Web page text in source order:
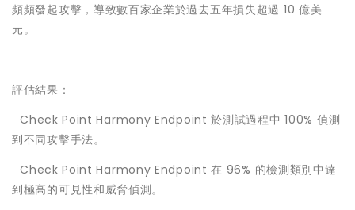
頻頻發起攻擊，導致數百家企業於過去五年損失超過 10 億美
元。
評估結果：
 Check Point Harmony Endpoint 於測試過程中 100% 偵測
到不同攻擊手法。
 Check Point Harmony Endpoint 在 96% 的檢測類別中達
到極高的可見性和威脅偵測。